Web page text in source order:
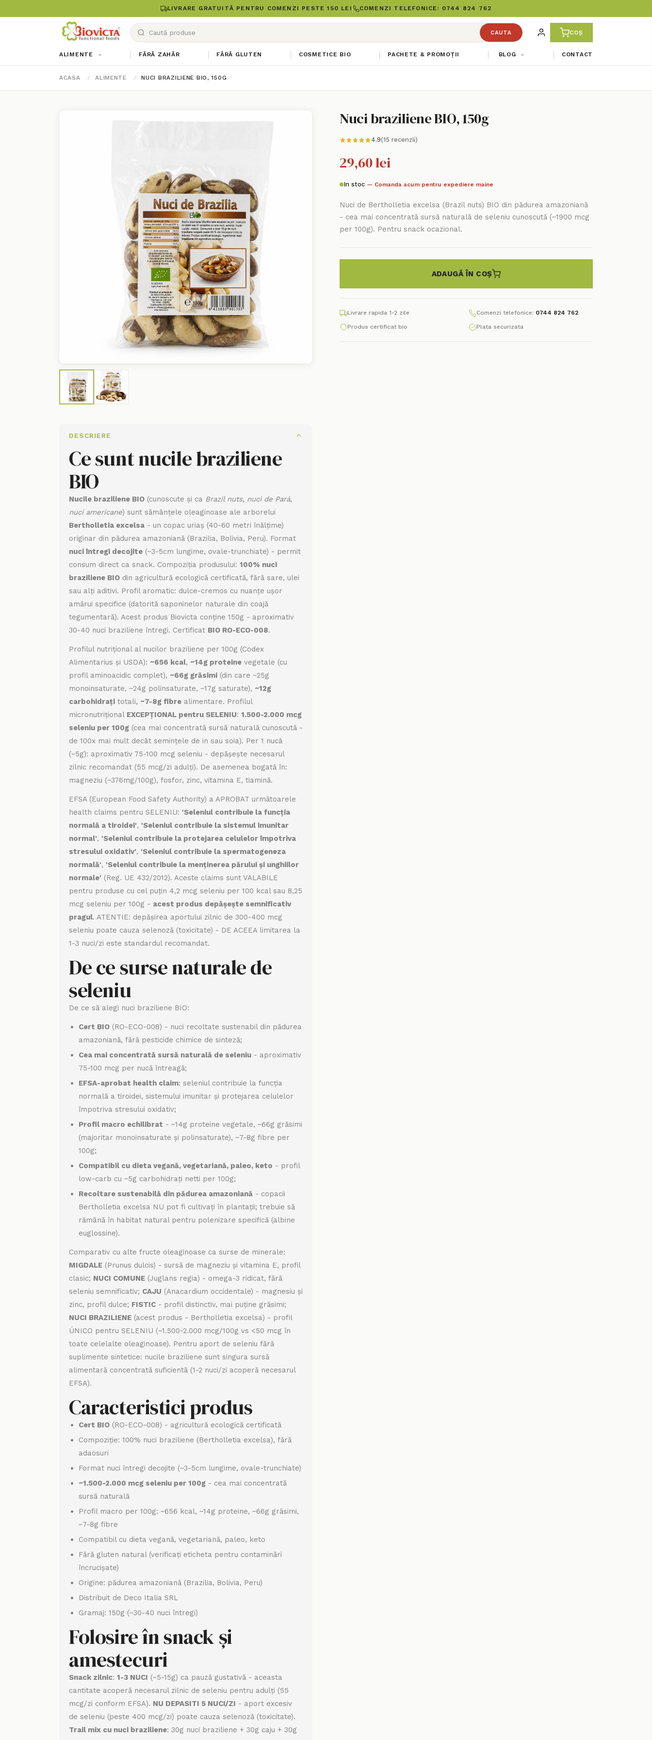
LIVRARE GRATUITĂ PENTRU COMENZI PESTE 150 LEI COMENZI TELEFONICE: 0744 824 762
CAUTA COȘ
ALIMENTE FĂRĂ ZAHĂR FĂRĂ GLUTEN COSMETICE BIO PACHETE & PROMOȚII BLOG CONTACT
ACASA ALIMENTE NUCI BRAZILIENE BIO, 150G
Nuci braziliene BIO, 150g
4.9(15 recenzii)
29,60 lei
In stoc — Comanda acum pentru expediere maine
Nuci de Bertholletia excelsa (Brazil nuts) BIO din pădurea amazoniană
- cea mai concentrată sursă naturală de seleniu cunoscută (~1900 mcg
per 100g). Pentru snack ocazional.
ADAUGĂ ÎN COȘ
Livrare rapida 1-2 zile Comenzi telefonice: 0744 824 762
Produs certificat bio Plata securizata
DESCRIERE
Ce sunt nucile braziliene
BIO
Nucile braziliene BIO (cunoscute și ca Brazil nuts, nuci de Pará,
nuci americane) sunt sămânțele oleaginoase ale arborelui
Bertholletia excelsa - un copac uriaș (40-60 metri înălțime)
originar din pădurea amazoniană (Brazilia, Bolivia, Peru). Format
nuci întregi decojite (~3-5cm lungime, ovale-trunchiate) - permit
consum direct ca snack. Compoziția produsului: 100% nuci
braziliene BIO din agricultură ecologică certificată, fără sare, ulei
sau alți aditivi. Profil aromatic: dulce-cremos cu nuanțe ușor
amărui specifice (datorită saponinelor naturale din coajă
tegumentară). Acest produs Biovicta conține 150g - aproximativ
30-40 nuci braziliene întregi. Certificat BIO RO-ECO-008.
Profilul nutrițional al nucilor braziliene per 100g (Codex
Alimentarius și USDA): ~656 kcal, ~14g proteine vegetale (cu
profil aminoacidic complet), ~66g grăsimi (din care ~25g
monoinsaturate, ~24g polinsaturate, ~17g saturate), ~12g
carbohidrați totali, ~7-8g fibre alimentare. Profilul
micronutrițional EXCEPȚIONAL pentru SELENIU: 1.500-2.000 mcg
seleniu per 100g (cea mai concentrată sursă naturală cunoscută -
de 100x mai mult decât semințele de in sau soia). Per 1 nucă
(~5g): aproximativ 75-100 mcg seleniu - depășește necesarul
zilnic recomandat (55 mcg/zi adulți). De asemenea bogată în:
magneziu (~376mg/100g), fosfor, zinc, vitamina E, tiamină.
EFSA (European Food Safety Authority) a APROBAT următoarele
health claims pentru SELENIU: 'Seleniul contribuie la funcția
normală a tiroidei', 'Seleniul contribuie la sistemul imunitar
normal', 'Seleniul contribuie la protejarea celulelor împotriva
stresului oxidativ', 'Seleniul contribuie la spermatogeneza
normală', 'Seleniul contribuie la menținerea părului și unghiilor
normale' (Reg. UE 432/2012). Aceste claims sunt VALABILE
pentru produse cu cel puțin 4,2 mcg seleniu per 100 kcal sau 8,25
mcg seleniu per 100g - acest produs depășește semnificativ
pragul. ATENTIE: depășirea aportului zilnic de 300-400 mcg
seleniu poate cauza selenoză (toxicitate) - DE ACEEA limitarea la
1-3 nuci/zi este standardul recomandat.
De ce surse naturale de
seleniu
De ce să alegi nuci braziliene BIO:
Cert BIO (RO-ECO-008) - nuci recoltate sustenabil din pădurea
amazoniană, fără pesticide chimice de sinteză;
Cea mai concentrată sursă naturală de seleniu - aproximativ
75-100 mcg per nucă întreagă;
EFSA-aprobat health claim: seleniul contribuie la funcția
normală a tiroidei, sistemului imunitar și protejarea celulelor
împotriva stresului oxidativ;
Profil macro echilibrat - ~14g proteine vegetale, ~66g grăsimi
(majoritar monoinsaturate și polinsaturate), ~7-8g fibre per
100g;
Compatibil cu dieta vegană, vegetariană, paleo, keto - profil
low-carb cu ~5g carbohidrați netti per 100g;
Recoltare sustenabilă din pădurea amazoniană - copacii
Bertholletia excelsa NU pot fi cultivați în plantații; trebuie să
rămână în habitat natural pentru polenizare specifică (albine
euglossine).
Comparativ cu alte fructe oleaginoase ca surse de minerale:
MIGDALE (Prunus dulcis) - sursă de magneziu și vitamina E, profil
clasic; NUCI COMUNE (Juglans regia) - omega-3 ridicat, fără
seleniu semnificativ; CAJU (Anacardium occidentale) - magnesiu și
zinc, profil dulce; FISTIC - profil distinctiv, mai puține grăsimi;
NUCI BRAZILIENE (acest produs - Bertholletia excelsa) - profil
ÚNICO pentru SELENIU (~1.500-2.000 mcg/100g vs <50 mcg în
toate celelalte oleaginoase). Pentru aport de seleniu fără
suplimente sintetice: nucile braziliene sunt singura sursă
alimentară concentrată suficientă (1-2 nuci/zi acoperă necesarul
EFSA).
Caracteristici produs
Cert BIO (RO-ECO-008) - agricultură ecologică certificată
Compoziție: 100% nuci braziliene (Bertholletia excelsa), fără
adaosuri
Format nuci întregi decojite (~3-5cm lungime, ovale-trunchiate)
~1.500-2.000 mcg seleniu per 100g - cea mai concentrată
sursă naturală
Profil macro per 100g: ~656 kcal, ~14g proteine, ~66g grăsimi,
~7-8g fibre
Compatibil cu dieta vegană, vegetariană, paleo, keto
Fără gluten natural (verificați eticheta pentru contaminări
încrucișate)
Origine: pădurea amazoniană (Brazilia, Bolivia, Peru)
Distribuit de Deco Italia SRL
Gramaj: 150g (~30-40 nuci întregi)
Folosire în snack și
amestecuri
Snack zilnic: 1-3 NUCI (~5-15g) ca pauză gustativă - aceasta
cantitate acoperă necesarul zilnic de seleniu pentru adulți (55
mcg/zi conform EFSA). NU DEPASITI 5 NUCI/ZI - aport excesiv
de seleniu (peste 400 mcg/zi) poate cauza selenoză (toxicitate).
Trail mix cu nuci braziliene: 30g nuci braziliene + 30g caju + 30g